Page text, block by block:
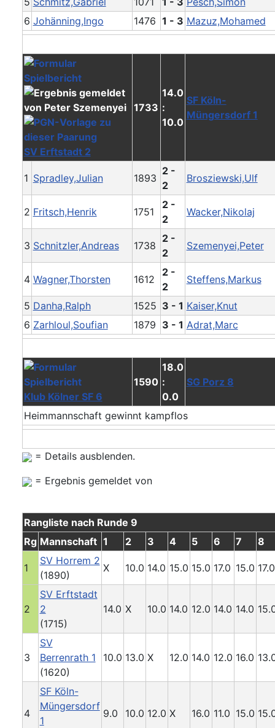
6 Johänning,Ingo 1476 1 - 3 Mazuz,Mohamed
SV Erftstadt 2
1733
14.0
:
10.0
SF Köln-
Müngersdorf 1
1 Spradley,Julian 1893
2 -
2
Brosziewski,Ulf
2 Fritsch,Henrik 1751
2 -
2
Wacker,Nikolaj
3 Schnitzler,Andreas 1738
2 -
2
Szemenyei,Peter
4 Wagner,Thorsten 1612
2 -
2
Steffens,Markus
5 Danha,Ralph 1525 3 - 1 Kaiser,Knut
6 Zarhloul,Soufian 1879 3 - 1 Adrat,Marc
Klub Kölner SF 6
1590
18.0
:
0.0
SG Porz 8
Heimmannschaft gewinnt kampflos
= Details ausblenden.
= Ergebnis gemeldet von
Rangliste nach Runde 9
Rg Mannschaft 1 2 3 4 5 6 7 8
1
SV Horrem 2
(1890)
X 10.0 14.0 15.0 15.0 17.0 15.0 17.0
2
SV Erftstadt
2
(1715)
14.0 X 10.0 14.0 12.0 14.0 14.0
3
SV
Berrenrath 1
(1620)
10.0 13.0 X 12.0 14.0 12.0 16.0
4
SF Köln-
Müngersdorf
1
9.0 10.0 12.0 X 16.0 11.0 15.0